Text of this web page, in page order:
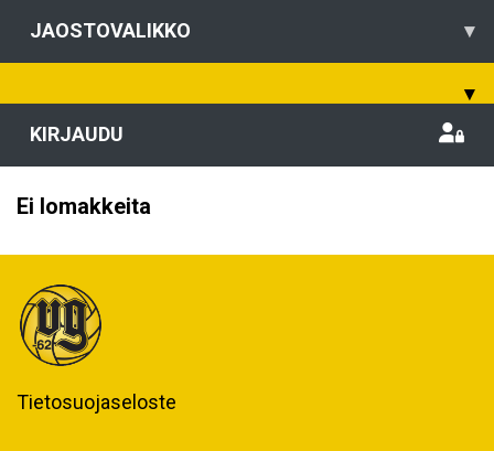
JAOSTOVALIKKO ▾
▾
KIRJAUDU
Ei lomakkeita
Tietosuojaseloste